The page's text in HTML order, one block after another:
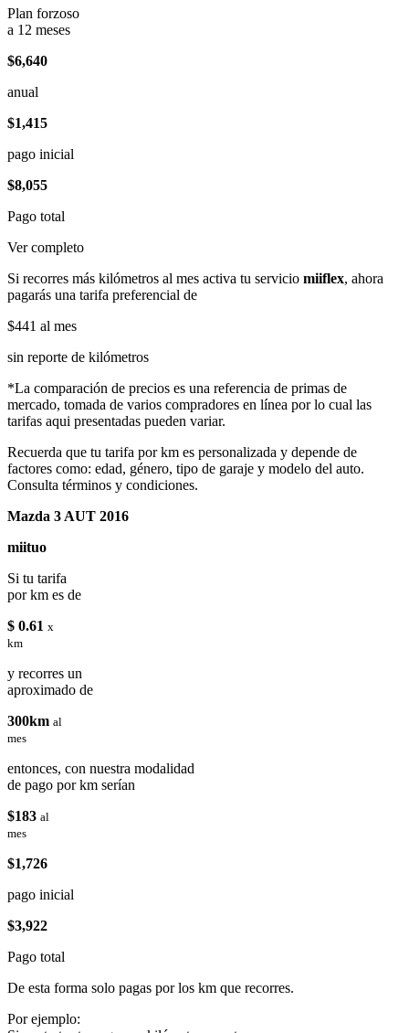
Plan forzoso
a 12 meses
$6,640
anual
$1,415
pago inicial
$8,055
Pago total
Ver completo
Si recorres más kilómetros al mes activa tu servicio miiflex, ahora
pagarás una tarifa preferencial de
$441 al mes
sin reporte de kilómetros
*La comparación de precios es una referencia de primas de
mercado, tomada de varios compradores en línea por lo cual las
tarifas aqui presentadas pueden variar.
Recuerda que tu tarifa por km es personalizada y depende de
factores como: edad, género, tipo de garaje y modelo del auto.
Consulta términos y condiciones.
Mazda 3 AUT 2016
miituo
Si tu tarifa
por km es de
$ 0.61 x
km
y recorres un
aproximado de
300km al
mes
entonces, con nuestra modalidad
de pago por km serían
$183 al
mes
$1,726
pago inicial
$3,922
Pago total
De esta forma solo pagas por los km que recorres.
Por ejemplo: